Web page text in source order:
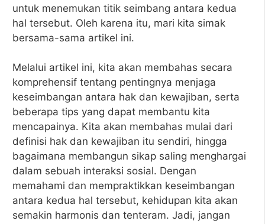
untuk menemukan titik seimbang antara kedua
hal tersebut. Oleh karena itu, mari kita simak
bersama-sama artikel ini.
Melalui artikel ini, kita akan membahas secara
komprehensif tentang pentingnya menjaga
keseimbangan antara hak dan kewajiban, serta
beberapa tips yang dapat membantu kita
mencapainya. Kita akan membahas mulai dari
definisi hak dan kewajiban itu sendiri, hingga
bagaimana membangun sikap saling menghargai
dalam sebuah interaksi sosial. Dengan
memahami dan mempraktikkan keseimbangan
antara kedua hal tersebut, kehidupan kita akan
semakin harmonis dan tenteram. Jadi, jangan